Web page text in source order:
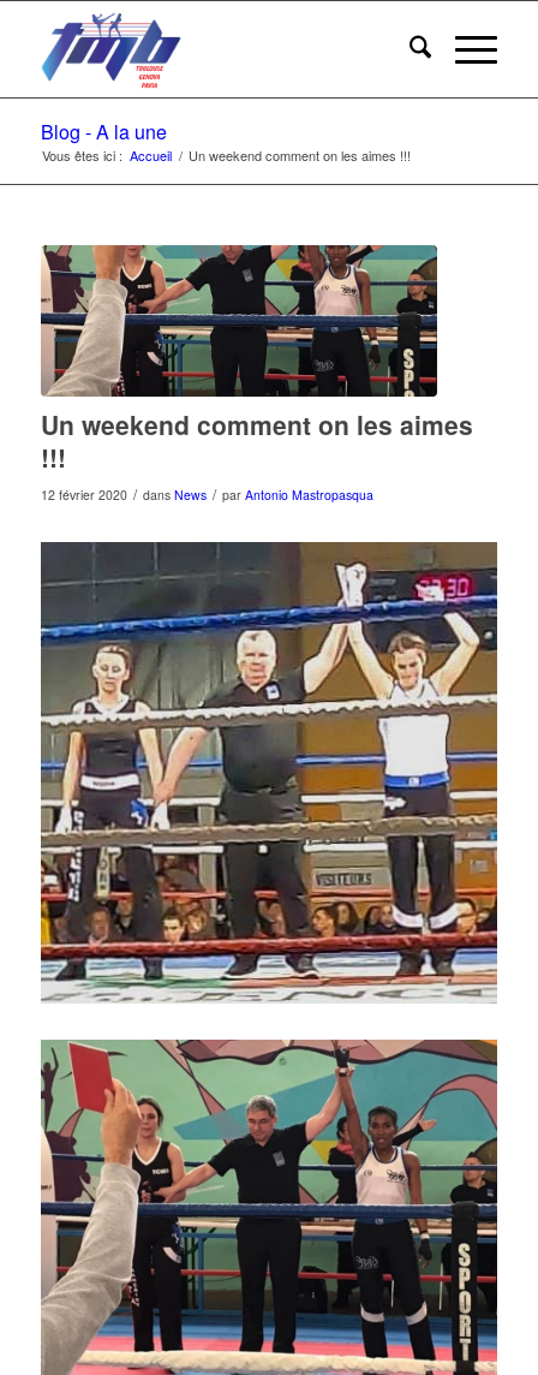
Blog - A la une
Vous êtes ici : Accueil / Un weekend comment on les aimes !!!
Un weekend comment on les aimes
!!!
12 février 2020 / dans News / par Antonio Mastropasqua